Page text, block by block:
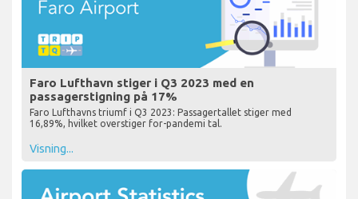
Faro Lufthavn stiger i Q3 2023 med en
passagerstigning på 17%
Faro Lufthavns triumf i Q3 2023: Passagertallet stiger med
16,89%, hvilket overstiger for-pandemi tal.
Visning...